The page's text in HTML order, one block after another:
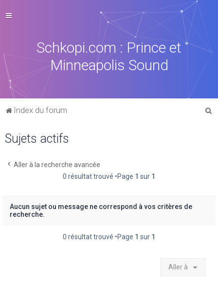
Schkopi.com : Prince et
Minneapolis Sound
Index du forum
Sujets actifs
Aller à la recherche avancée
0 résultat trouvé •Page 1 sur 1
Aucun sujet ou message ne correspond à vos critères de
recherche.
0 résultat trouvé •Page 1 sur 1
Aller à